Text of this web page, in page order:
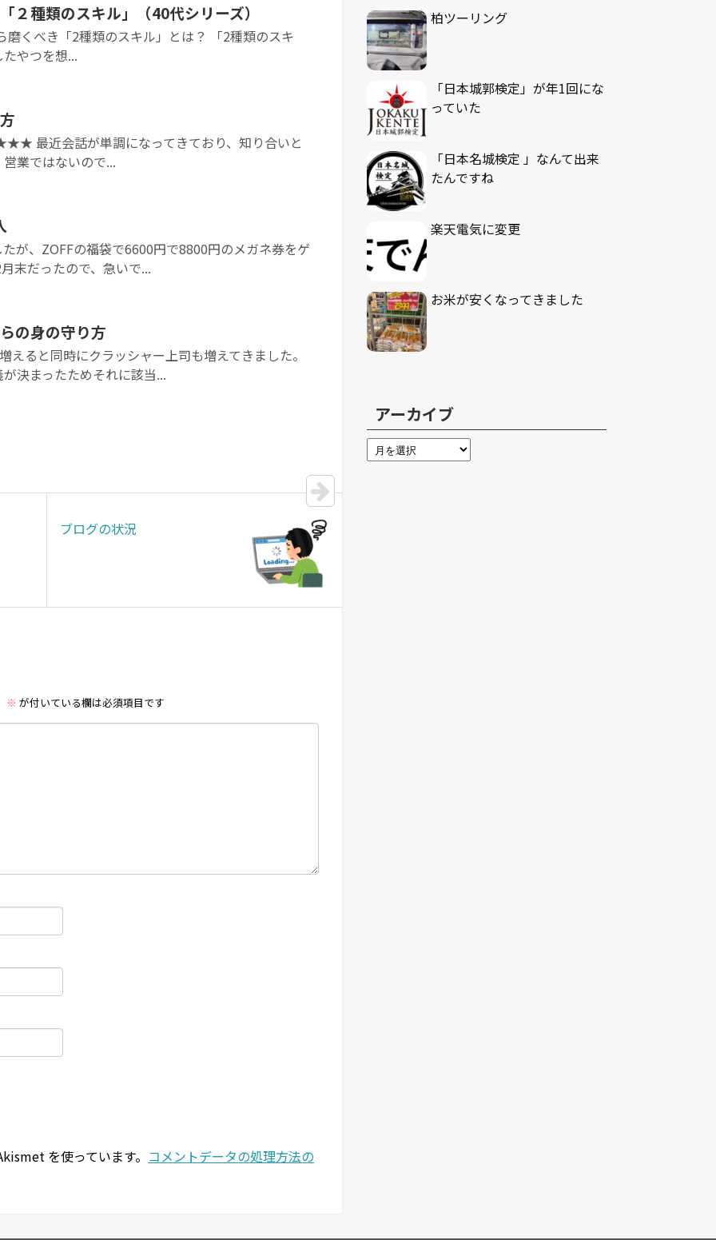
２種類のスキル」（40代シリーズ）
磨くべき「2種類のスキル」とは？ 「2種類のスキ
やつを想...
最近会話が単調になってきており、知り合いと
業ではないので...
が、ZOFFの福袋で6600円で8800円のメガネ券をゲ
末だったので、急いで...
の身の守り方
えると同時にクラッシャー上司も増えてきました。
決まったためそれに該当...
ブログの状況
※ が付いている欄は必須項目です
を使っています。 コメントデータの処理方法の
柏ツーリング
「日本城郭検定」が年1回にな
っていた
「日本名城検定 」なんて出来
たんですね
楽天電気に変更
お米が安くなってきました
アーカイブ